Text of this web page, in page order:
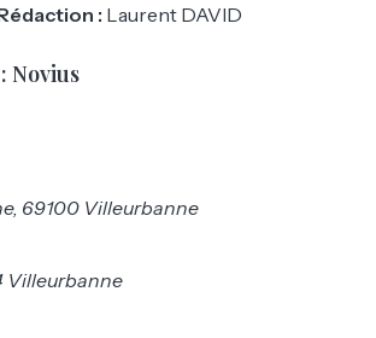
: Laurent DAVID
Novius
69100 Villeurbanne
Villeurbanne